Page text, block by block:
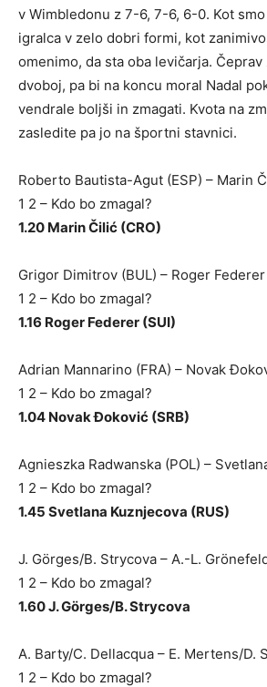
v Wimbledonu z 7-6, 7-6, 6-0. Kot
igralca v zelo dobri formi, kot
omenimo, da sta oba levičarja.
dvoboj, pa bi na koncu moral Nadal
vendrale boljši in zmagati. Kvota na
zasledite pa jo na športni stavnici.
Roberto Bautista-Agut (ESP) – Marin
1 2 – Kdo bo zmagal?
1.20 Marin Čilić (CRO)
Grigor Dimitrov (BUL) – Roger Federer
1 2 – Kdo bo zmagal?
1.16 Roger Federer (SUI)
Adrian Mannarino (FRA) – Novak
1 2 – Kdo bo zmagal?
1.04 Novak Đoković (SRB)
Agnieszka Radwanska (POL) –
1 2 – Kdo bo zmagal?
1.45 Svetlana Kuznjecova (RUS)
J. Görges/B. Strycova – A.-L.
1 2 – Kdo bo zmagal?
1.60 J. Görges/B. Strycova
A. Barty/C. Dellacqua – E. Mertens/D.
1 2 – Kdo bo zmagal?